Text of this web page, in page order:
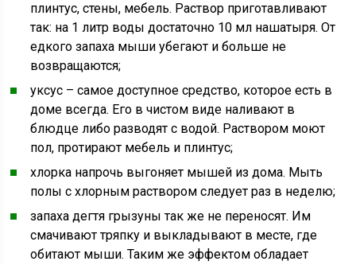
плинтус, стены, мебель. Раствор приготавливают
так: на 1 литр воды достаточно 10 мл нашатыря. От
едкого запаха мыши убегают и больше не
возвращаются;
уксус – самое доступное средство, которое есть в
доме всегда. Его в чистом виде наливают в
блюдце либо разводят с водой. Раствором моют
пол, протирают мебель и плинтус;
хлорка напрочь выгоняет мышей из дома. Мыть
полы с хлорным раствором следует раз в неделю;
запаха дегтя грызуны так же не переносят. Им
смачивают тряпку и выкладывают в месте, где
обитают мыши. Таким же эффектом обладает